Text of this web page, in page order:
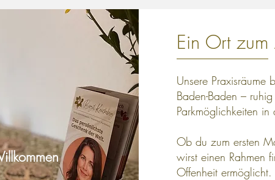
Ein Ort zum
Unsere Praxisräume
Baden-Baden –
Parkmöglichkeiten
Ob du zum ersten
wirst einen Rahmen
Offenheit ermöglicht.